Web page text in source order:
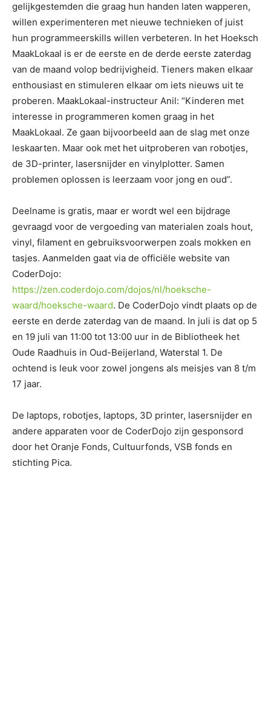
gelijkgestemden die graag hun handen laten wapperen,
willen experimenteren met nieuwe technieken of juist
hun programmeerskills willen verbeteren. In het Hoeksch
MaakLokaal is er de eerste en de derde eerste zaterdag
van de maand volop bedrijvigheid. Tieners maken elkaar
enthousiast en stimuleren elkaar om iets nieuws uit te
proberen. MaakLokaal-instructeur Anil: “Kinderen met
interesse in programmeren komen graag in het
MaakLokaal. Ze gaan bijvoorbeeld aan de slag met onze
leskaarten. Maar ook met het uitproberen van robotjes,
de 3D-printer, lasersnijder en vinylplotter. Samen
problemen oplossen is leerzaam voor jong en oud”.
Deelname is gratis, maar er wordt wel een bijdrage
gevraagd voor de vergoeding van materialen zoals hout,
vinyl, filament en gebruiksvoorwerpen zoals mokken en
tasjes. Aanmelden gaat via de officiële website van
CoderDojo:
https://zen.coderdojo.com/dojos/nl/hoeksche-
waard/hoeksche-waard. De CoderDojo vindt plaats op de
eerste en derde zaterdag van de maand. In juli is dat op 5
en 19 juli van 11:00 tot 13:00 uur in de Bibliotheek het
Oude Raadhuis in Oud-Beijerland, Waterstal 1. De
ochtend is leuk voor zowel jongens als meisjes van 8 t/m
17 jaar.
De laptops, robotjes, laptops, 3D printer, lasersnijder en
andere apparaten voor de CoderDojo zijn gesponsord
door het Oranje Fonds, Cultuurfonds, VSB fonds en
stichting Pica.